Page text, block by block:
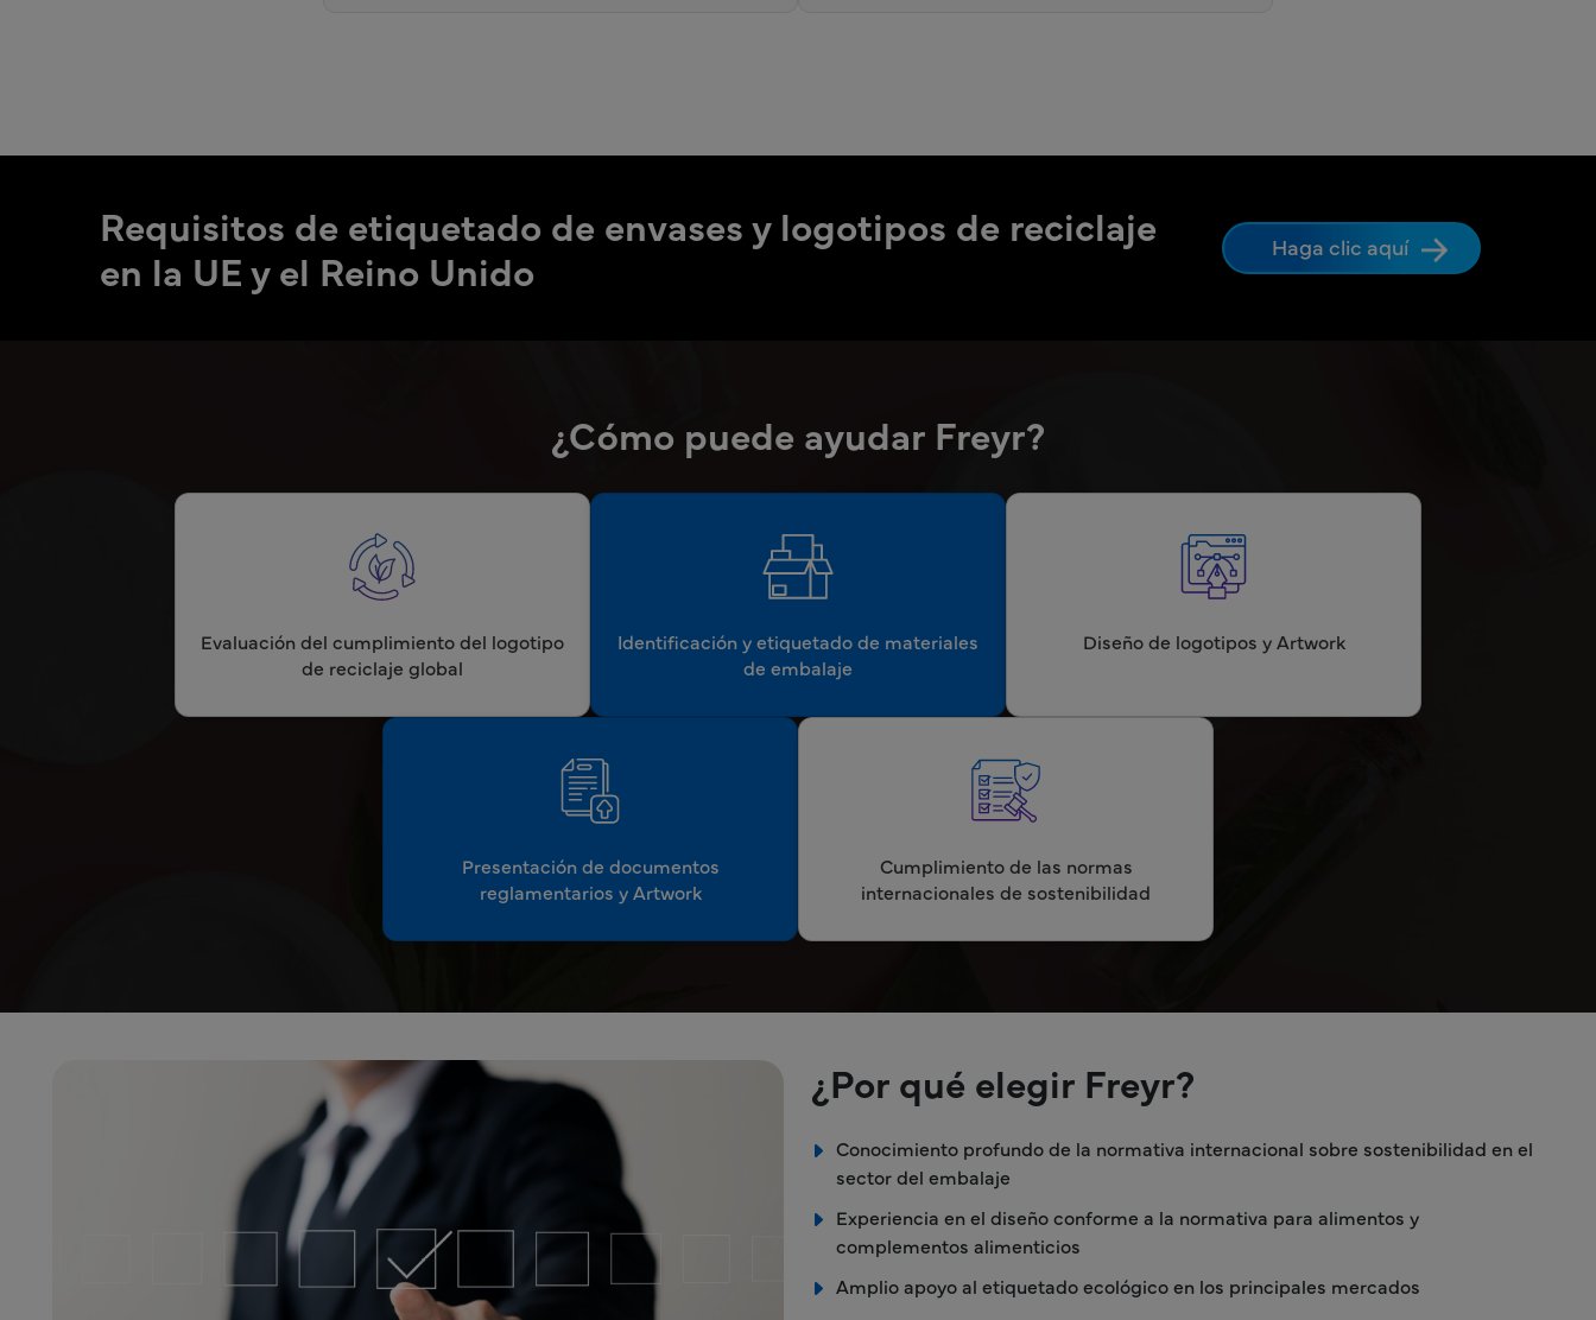
Requisitos de etiquetado de envases y logotipos de reciclaje
en la UE y el Reino Unido
Haga clic aquí
¿Cómo puede ayudar Freyr?
Evaluación del cumplimiento del logotipo
de reciclaje global
Identificación y etiquetado de materiales
de embalaje
Diseño de logotipos y Artwork
Presentación de documentos
reglamentarios y Artwork
Cumplimiento de las normas
internacionales de sostenibilidad
¿Por qué elegir Freyr?
Conocimiento profundo de la normativa internacional sobre sostenibilidad en el
sector del embalaje
Experiencia en el diseño conforme a la normativa para alimentos y
complementos alimenticios
Amplio apoyo al etiquetado ecológico en los principales mercados